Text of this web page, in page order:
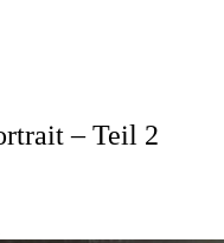
– Teil 2